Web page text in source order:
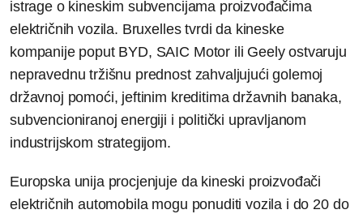
istrage o kineskim subvencijama proizvođačima
električnih vozila. Bruxelles tvrdi da kineske
kompanije poput BYD, SAIC Motor ili Geely ostvaruju
nepravednu tržišnu prednost zahvaljujući golemoj
državnoj pomoći, jeftinim kreditima državnih banaka,
subvencioniranoj energiji i politički upravljanom
industrijskom strategijom.
Europska unija procjenjuje da kineski proizvođači
električnih automobila mogu ponuditi vozila i do 20 do